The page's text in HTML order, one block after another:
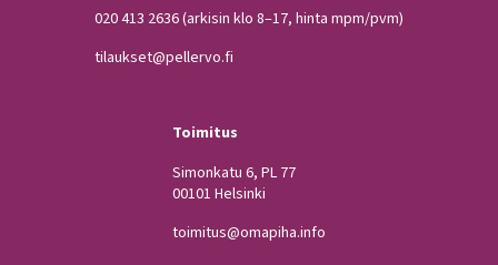
020 413 2636(arkisin klo 8–17, hinta mpm/pvm)
tilaukset@pellervo.fi
Toimitus
Simonkatu 6, PL 77
00101 Helsinki
toimitus@omapiha.info